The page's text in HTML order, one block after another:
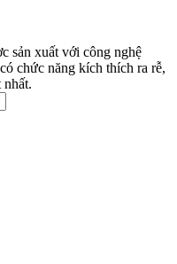
sản xuất với công nghệ
chức năng kích thích ra rễ,
nhất.